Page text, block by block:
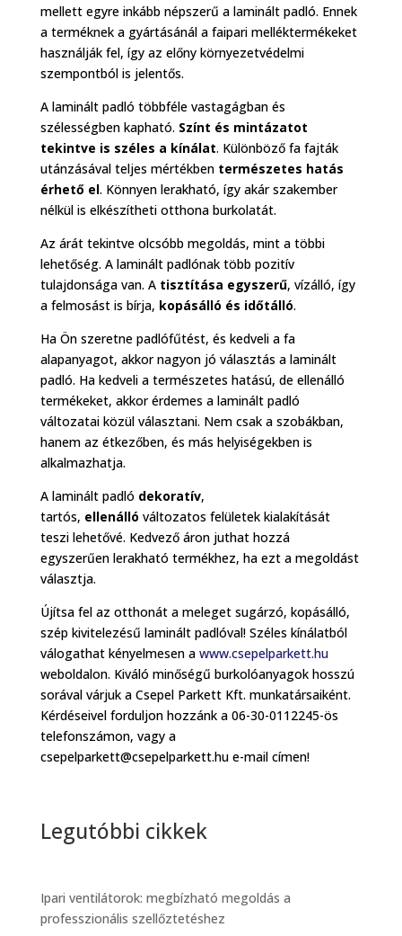
mellett egyre inkább népszerű a laminált padló. Ennek
a terméknek a gyártásánál a faipari melléktermékeket
használják fel, így az előny környezetvédelmi
szempontból is jelentős.
A laminált padló többféle vastagágban és
szélességben kapható. Színt és mintázatot
tekintve is széles a kínálat. Különböző fa fajták
utánzásával teljes mértékben természetes hatás
érhető el. Könnyen lerakható, így akár szakember
nélkül is elkészítheti otthona burkolatát.
Az árát tekintve olcsóbb megoldás, mint a többi
lehetőség. A laminált padlónak több pozitív
tulajdonsága van. A tisztítása egyszerű, vízálló, így
a felmosást is bírja, kopásálló és időtálló.
Ha Ön szeretne padlófűtést, és kedveli a fa
alapanyagot, akkor nagyon jó választás a laminált
padló. Ha kedveli a természetes hatású, de ellenálló
termékeket, akkor érdemes a laminált padló
változatai közül választani. Nem csak a szobákban,
hanem az étkezőben, és más helyiségekben is
alkalmazhatja.
A laminált padló dekoratív,
tartós, ellenálló változatos felületek kialakítását
teszi lehetővé. Kedvező áron juthat hozzá
egyszerűen lerakható termékhez, ha ezt a megoldást
választja.
Újítsa fel az otthonát a meleget sugárzó, kopásálló,
szép kivitelezésű laminált padlóval! Széles kínálatból
válogathat kényelmesen a www.csepelparkett.hu
weboldalon. Kiváló minőségű burkolóanyagok hosszú
sorával várjuk a Csepel Parkett Kft. munkatársaiként.
Kérdéseivel forduljon hozzánk a 06-30-0112245-ös
telefonszámon, vagy a
csepelparkett@csepelparkett.hu e-mail címen!
Legutóbbi cikkek
Ipari ventilátorok: megbízható megoldás a
professzionális szellőztetéshez